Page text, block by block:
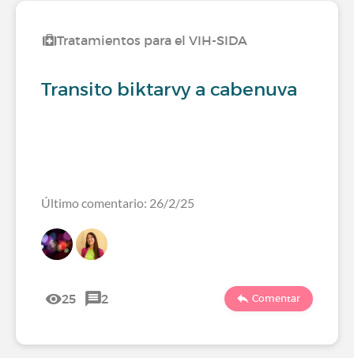
Tratamientos para el VIH-SIDA
Transito biktarvy a cabenuva
Último comentario: 26/2/25
25 2 Comentar